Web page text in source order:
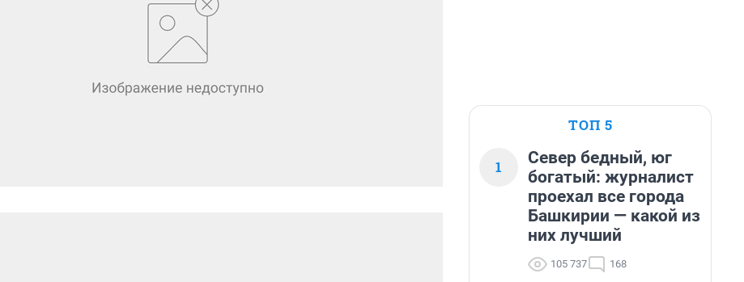
ТОП 5
1
Север бедный, юг
богатый: журналист
проехал все города
Башкирии — какой из
них лучший
105 737 168